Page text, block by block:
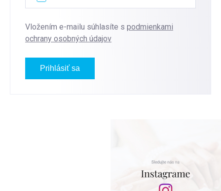
Vložením e-mailu súhlasíte s podmienkami
ochrany osobných údajov
Prihlásiť sa